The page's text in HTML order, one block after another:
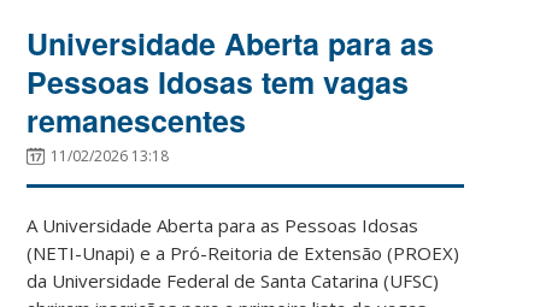
Universidade Aberta para as
Pessoas Idosas tem vagas
remanescentes
11/02/2026 13:18
A Universidade Aberta para as Pessoas Idosas
(NETI-Unapi) e a Pró-Reitoria de Extensão (PROEX)
da Universidade Federal de Santa Catarina (UFSC)